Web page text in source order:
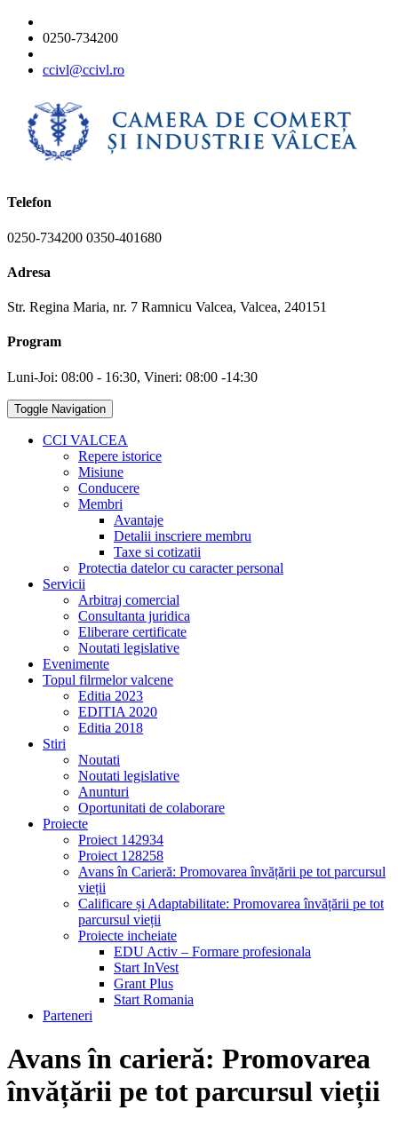
0250-734200
ccivl@ccivl.ro
Telefon
0250-734200 0350-401680
Adresa
Str. Regina Maria, nr. 7 Ramnicu Valcea, Valcea, 240151
Program
Luni-Joi: 08:00 - 16:30, Vineri: 08:00 -14:30
Toggle Navigation
CCI VALCEA
Repere istorice
Misiune
Conducere
Membri
Avantaje
Detalii inscriere membru
Taxe si cotizatii
Protectia datelor cu caracter personal
Servicii
Arbitraj comercial
Consultanta juridica
Eliberare certificate
Noutati legislative
Evenimente
Topul filrmelor valcene
Editia 2023
EDITIA 2020
Editia 2018
Stiri
Noutati
Noutati legislative
Anunturi
Oportunitati de colaborare
Proiecte
Proiect 142934
Proiect 128258
Avans în Carieră: Promovarea învățării pe tot parcursul
vieții
Calificare și Adaptabilitate: Promovarea învățării pe tot
parcursul vieții
Proiecte incheiate
EDU Activ – Formare profesionala
Start InVest
Grant Plus
Start Romania
Parteneri
Avans în carieră: Promovarea
învățării pe tot parcursul vieții